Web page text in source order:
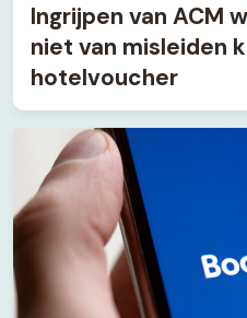
Ingrijpen van ACM
niet van misleiden
hotelvoucher